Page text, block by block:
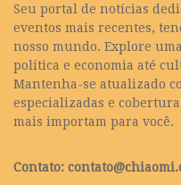
Seu portal de notícias
eventos mais recentes,
nosso mundo. Explore
política e economia até
Mantenha-se atualizado
especializadas e
mais importam para você.
Contato: